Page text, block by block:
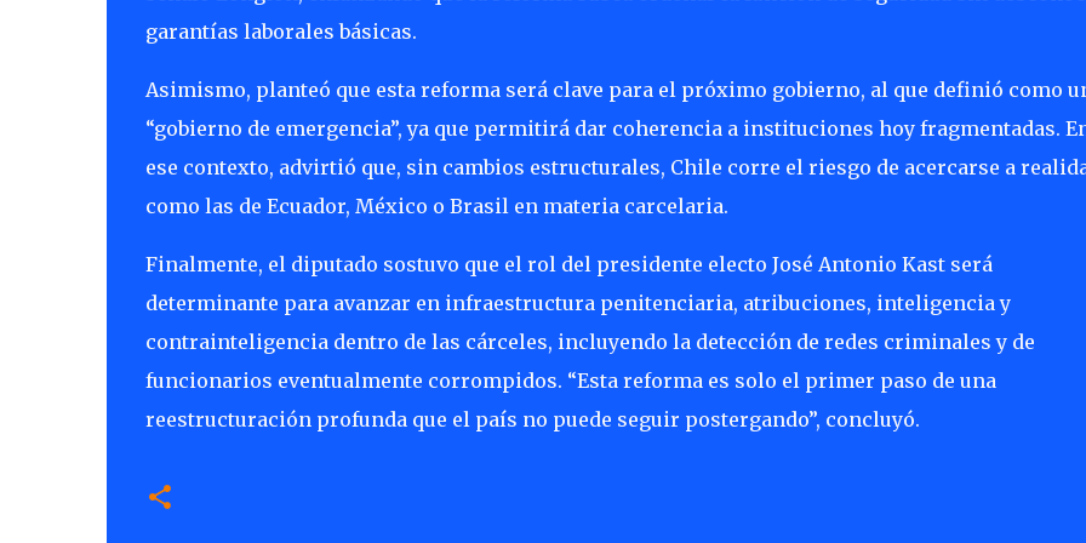
garantías laborales básicas.
Asimismo, planteó que esta reforma será clave para el próximo gobierno, al que definió como
“gobierno de emergencia”, ya que permitirá dar coherencia a instituciones hoy fragmentadas.
ese contexto, advirtió que, sin cambios estructurales, Chile corre el riesgo de acercarse a
como las de Ecuador, México o Brasil en materia carcelaria.
Finalmente, el diputado sostuvo que el rol del presidente electo José Antonio Kast será
determinante para avanzar en infraestructura penitenciaria, atribuciones, inteligencia y
contrainteligencia dentro de las cárceles, incluyendo la detección de redes criminales y de
funcionarios eventualmente corrompidos. “Esta reforma es solo el primer paso de una
reestructuración profunda que el país no puede seguir postergando”, concluyó.